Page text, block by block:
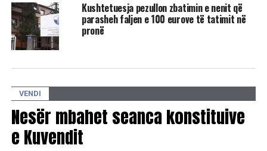
RELATED TOPICS: KOMUNA E PRIZRENIT KUJTIM GASHI
UP NEXT
​Mësimi nis me prezencë të plotë në shkolla
gjysmëvjetorit të dytë, pret që puna e tyre të
mbështetet nga institucionet
Kushtetuesja pezullon zbatimin e nenit që
parasheh faljen e 100 eurove të tatimit në
pronë
VENDI
Nesër mbahet seanca konstituive
e Kuvendit